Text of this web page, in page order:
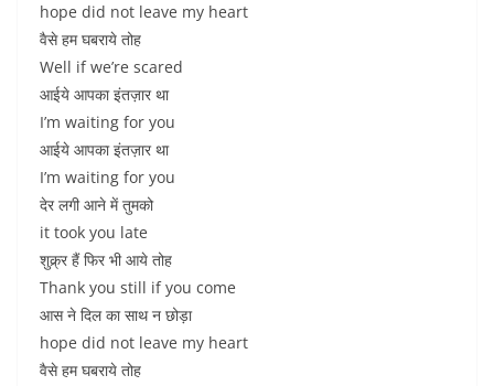
hope did not leave my heart
वैसे हम घबराये तोह
Well if we’re scared
आईये आपका इंतज़ार था
I’m waiting for you
आईये आपका इंतज़ार था
I’m waiting for you
देर लगी आने में तुमको
it took you late
शुक्र्र हैं फिर भी आये तोह
Thank you still if you come
आस ने दिल का साथ न छोड़ा
hope did not leave my heart
वैसे हम घबराये तोह